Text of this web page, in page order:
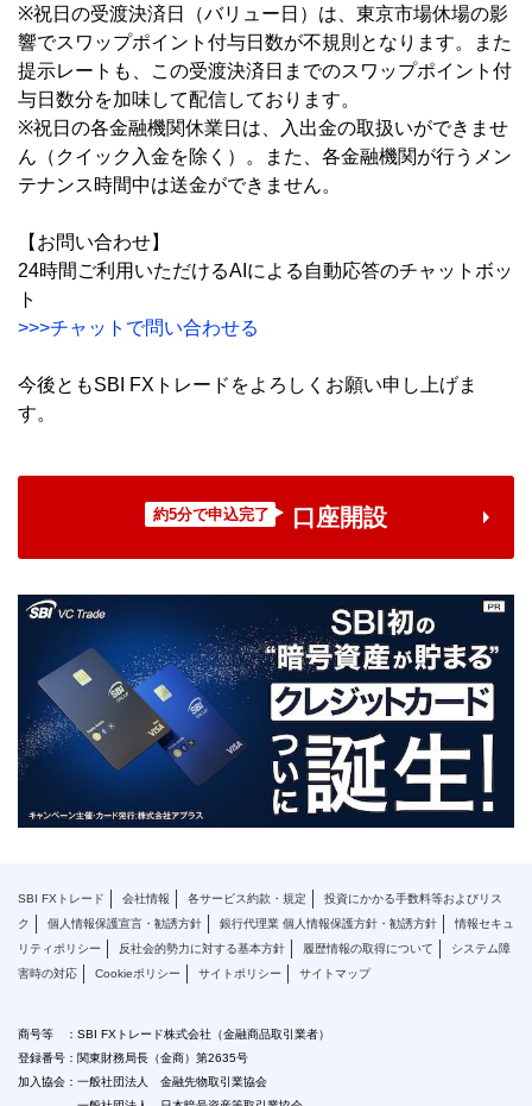
※祝日の受渡決済日（バリュー日）は、東京市場休場の影
響でスワップポイント付与日数が不規則となります。また
提示レートも、この受渡決済日までのスワップポイント付
与日数分を加味して配信しております。
※祝日の各金融機関休業日は、入出金の取扱いができませ
ん（クイック入金を除く）。また、各金融機関が行うメン
テナンス時間中は送金ができません。
【お問い合わせ】
24時間ご利用いただけるAIによる自動応答のチャットボッ
ト
>>>チャットで問い合わせる
今後ともSBI FXトレードをよろしくお願い申し上げま
す。
約5分で申込完了 口座開設
SBI FXトレード 会社情報 各サービス約款・規定
投資にかかる手数料等およびリス
ク
個人情報保護宣言・勧誘方針 銀行代理業 個人情報保護方針・勧誘方針
情報セキュ
リティポリシー
反社会的勢力に対する基本方針 履歴情報の取得について
システム障
害時の対応
Cookieポリシー サイトポリシー サイトマップ
商号等 ：SBI FXトレード株式会社（金融商品取引業者）
登録番号：関東財務局長（金商）第2635号
加入協会：一般社団法人 金融先物取引業協会